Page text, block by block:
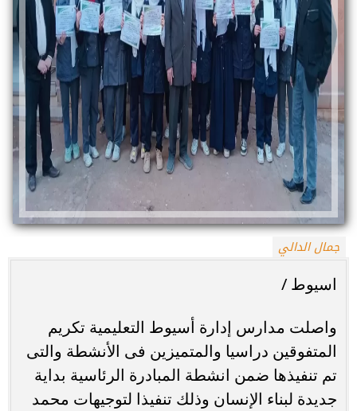
جمال الدالي
اسيوط /
واصلت مدارس إدارة أسيوط التعليمية تكريم
المتفوقين دراسيا والمتميزين فى الأنشطة والتى
تم تنفيذها ضمن انشطة المبادرة الرئاسية بداية
جديدة لبناء الإنسان وذلك تنفيذا لتوجيهات محمد